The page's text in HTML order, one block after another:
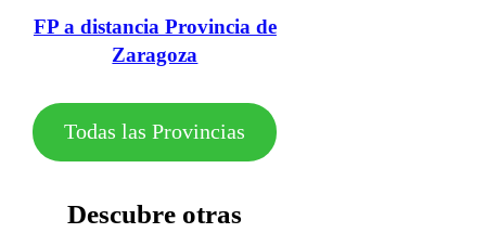
FP a distancia Provincia de
Zaragoza
Todas las Provincias
Descubre otras